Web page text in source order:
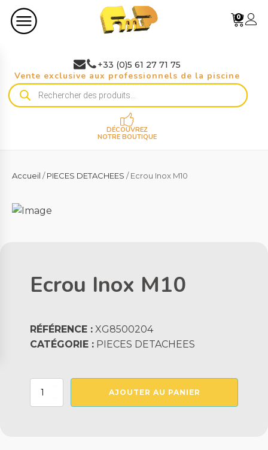
0
+33 (0)5 61 27 71 75
Vente exclusive aux professionnels de la piscine
Recherche
de
DÉCOUVREZ
NOTRE BOUTIQUE
Accueil /PIECES DETACHEES / Ecrou Inox M10
Ecrou Inox M10
RÉFÉRENCE : XG8500204
CATÉGORIE : PIECES DETACHEES
quantité
AJOUTER AU PANIER